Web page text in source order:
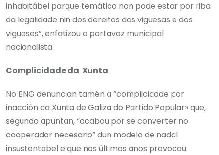
inhabitábel parque temático non pode estar por riba
da legalidade nin dos dereitos das viguesas e dos
vigueses”, enfatizou o portavoz municipal
nacionalista.
Complicidade da Xunta
No BNG denuncian tamén a “complicidade por
inacción da Xunta de Galiza do Partido Popular» que,
segundo apuntan, “acabou por se converter no
cooperador necesario” dun modelo de nadal
insustentábel e que nos últimos anos provocou